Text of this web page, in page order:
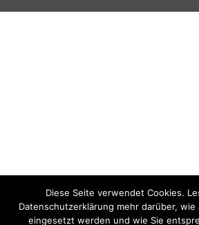
Diese Seite verwendet Cookies.
Datenschutzerklärung mehr darüber,
eingesetzt werden und wie Sie